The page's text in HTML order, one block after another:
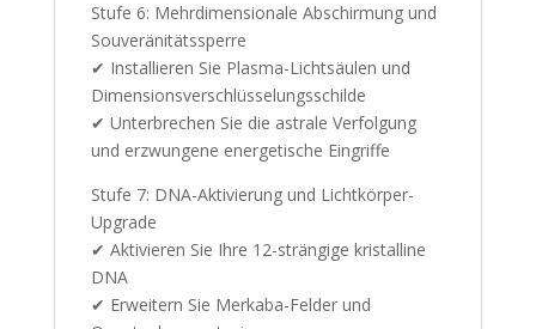
Stufe 6: Mehrdimensionale Abschirmung und
Souveränitätssperre
✔ Installieren Sie Plasma-Lichtsäulen und
Dimensionsverschlüsselungsschilde
✔ Unterbrechen Sie die astrale Verfolgung
und erzwungene energetische Eingriffe
Stufe 7: DNA-Aktivierung und Lichtkörper-
Upgrade
✔ Aktivieren Sie Ihre 12-strängige kristalline
DNA
✔ Erweitern Sie Merkaba-Felder und